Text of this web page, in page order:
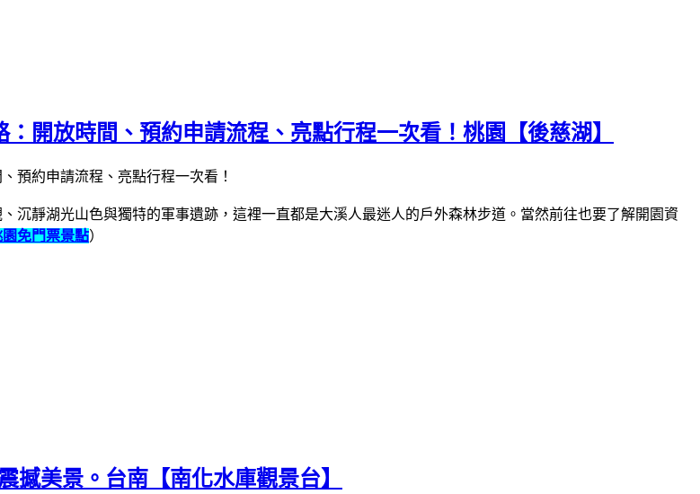
開放時間、預約申請流程、亮點行程一次看！桃園【後慈湖】
沉靜湖光山色與獨特的軍事遺跡，這裡一直都是大溪人最迷人的戶外森林步道。當然前往也要了解開園資
園免門票景點）
美景。台南【南化水庫觀景台】